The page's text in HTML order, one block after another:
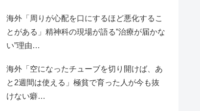
海外「周りが心配を口にするほど悪化するこ
とがある」精神科の現場が語る”治療が届かな
い”理由…
海外「空になったチューブを切り開けば、あ
と2週間は使える」極貧で育った人が今も抜
けない癖…